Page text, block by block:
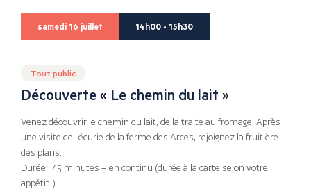
samedi 16 juillet 14h00 - 15h30
Tout public
Découverte « Le chemin du lait »
Venez découvrir le chemin du lait, de la traite au fromage. Après
une visite de l’écurie de la ferme des Arces, rejoignez la fruitière
des plans.
Durée : 45 minutes – en continu (durée à la carte selon votre
appétit!)